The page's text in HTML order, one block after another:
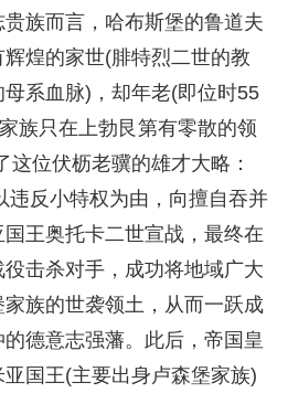
族而言，哈布斯堡的鲁道夫
煌的家世(腓特烈二世的教
系血脉)，却年老(即位时55
族只在上勃艮第有零散的领
位伏枥老骥的雄才大略：
违反小特权为由，向擅自吞并
王奥托卡二世宣战，最终在
击杀对手，成功将地域广大
族的世袭领土，从而一跃成
德意志强藩。此后，帝国皇
国王(主要出身卢森堡家族)